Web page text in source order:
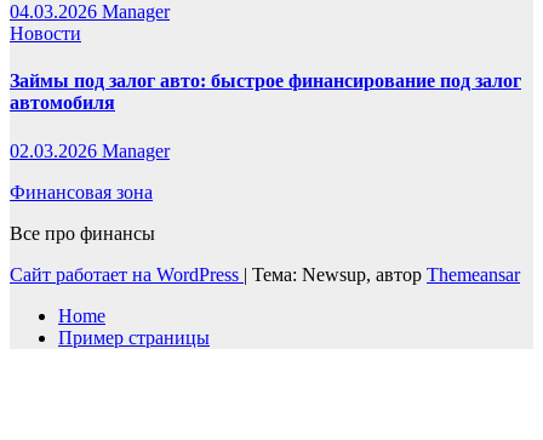
04.03.2026 Manager
Новости
Займы под залог авто: быстрое финансирование под залог
автомобиля
02.03.2026 Manager
Финансовая зона
Все про финансы
Сайт работает на WordPress | Тема: Newsup, автор Themeansar
Home
Пример страницы